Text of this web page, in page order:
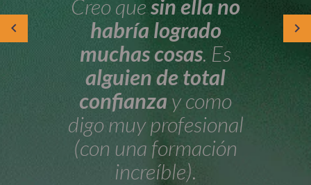
Creo quesin ella no
habría logrado
muchas cosas. Es
alguien de total
confianza y como
digo muy profesional
(con una formación
increíble).